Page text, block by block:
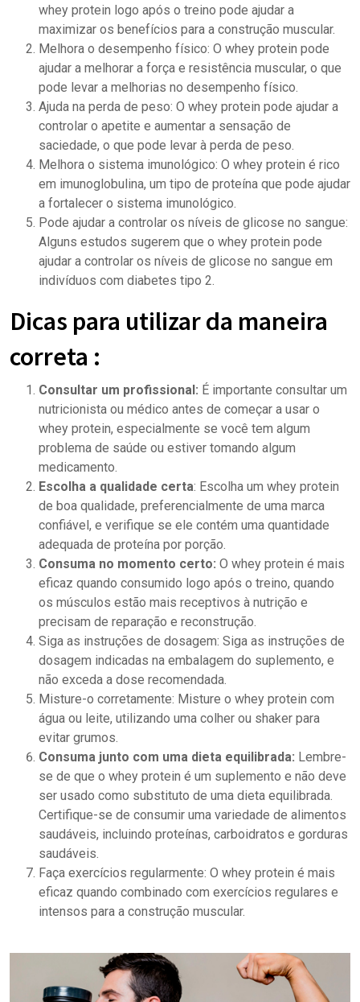
whey protein logo após o treino pode ajudar a
maximizar os benefícios para a construção muscular.
Melhora o desempenho físico: O whey protein pode
ajudar a melhorar a força e resistência muscular, o que
pode levar a melhorias no desempenho físico.
Ajuda na perda de peso: O whey protein pode ajudar a
controlar o apetite e aumentar a sensação de
saciedade, o que pode levar à perda de peso.
Melhora o sistema imunológico: O whey protein é rico
em imunoglobulina, um tipo de proteína que pode ajudar
a fortalecer o sistema imunológico.
Pode ajudar a controlar os níveis de glicose no sangue:
Alguns estudos sugerem que o whey protein pode
ajudar a controlar os níveis de glicose no sangue em
indivíduos com diabetes tipo 2.
Dicas para utilizar da maneira
correta :
Consultar um profissional: É importante consultar um
nutricionista ou médico antes de começar a usar o
whey protein, especialmente se você tem algum
problema de saúde ou estiver tomando algum
medicamento.
Escolha a qualidade certa: Escolha um whey protein
de boa qualidade, preferencialmente de uma marca
confiável, e verifique se ele contém uma quantidade
adequada de proteína por porção.
Consuma no momento certo: O whey protein é mais
eficaz quando consumido logo após o treino, quando
os músculos estão mais receptivos à nutrição e
precisam de reparação e reconstrução.
Siga as instruções de dosagem: Siga as instruções de
dosagem indicadas na embalagem do suplemento, e
não exceda a dose recomendada.
Misture-o corretamente: Misture o whey protein com
água ou leite, utilizando uma colher ou shaker para
evitar grumos.
Consuma junto com uma dieta equilibrada: Lembre-
se de que o whey protein é um suplemento e não deve
ser usado como substituto de uma dieta equilibrada.
Certifique-se de consumir uma variedade de alimentos
saudáveis, incluindo proteínas, carboidratos e gorduras
saudáveis.
Faça exercícios regularmente: O whey protein é mais
eficaz quando combinado com exercícios regulares e
intensos para a construção muscular.